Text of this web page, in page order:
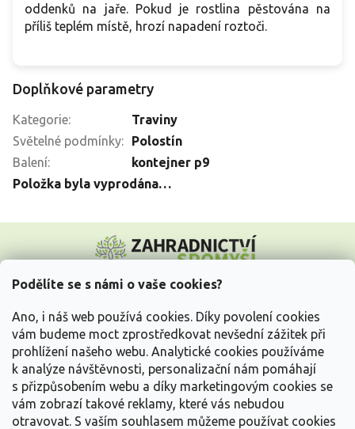
Podělíte se s námi o vaše cookies?
Ano, i náš web používá cookies. Díky povolení cookies
vám budeme moct zprostředkovat nevšední zážitek při
prohlížení našeho webu. Analytické cookies používáme
k analýze návštěvnosti, personalizační nám pomáhají
s přizpůsobením webu a díky marketingovým cookies se
vám zobrazí takové reklamy, které vás nebudou
otravovat. S vaším souhlasem můžeme používat cookies
oddenků na jaře. Pokud je rostlina pěstována na
příliš teplém místě, hrozí napadení roztoči.
Doplňkové parametry
Kategorie:
Traviny
Světelné podmínky:
Polostín
Balení:
kontejner p9
Položka byla vyprodána…
p
Vše o nákupu
Informace pro Vás
Kontakujte nás